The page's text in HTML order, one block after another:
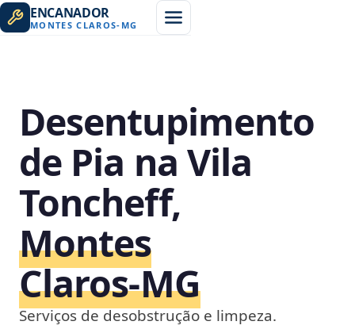
ENCANADOR
MONTES CLAROS- MG
Desentupimento
de Pia na Vila
Toncheff,
Montes
Claros‑MG
Serviços de desobstrução e limpeza.